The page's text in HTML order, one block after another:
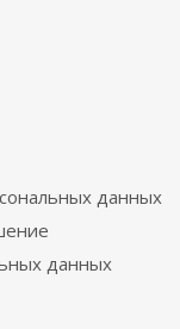
данных
данных